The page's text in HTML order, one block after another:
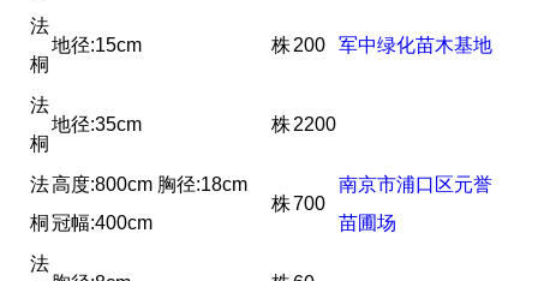
军中绿化苗木基地
法
桐
地径:15cm 株200
法
桐
地径:35cm 株2200
法
桐
高度:800cm 胸径:18cm
冠幅:400cm
株700
南京市浦口区元誉
苗圃场
法